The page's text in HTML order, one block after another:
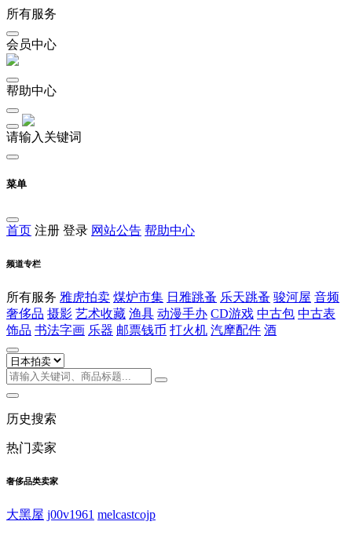
所有服务
会员中心
帮助中心
请输入关键词
菜单
首页 注册 登录 网站公告 帮助中心
频道专栏
所有服务 雅虎拍卖 煤炉市集 日雅跳蚤 乐天跳蚤 骏河屋 音频
奢侈品 摄影 艺术收藏 渔具 动漫手办 CD游戏 中古包 中古表
饰品 书法字画 乐器 邮票钱币 打火机 汽摩配件 酒
历史搜索
热门卖家
奢侈品类卖家
大黑屋 j00v1961 melcastcojp